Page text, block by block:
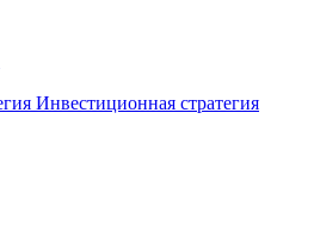
Инвестиционная стратегия